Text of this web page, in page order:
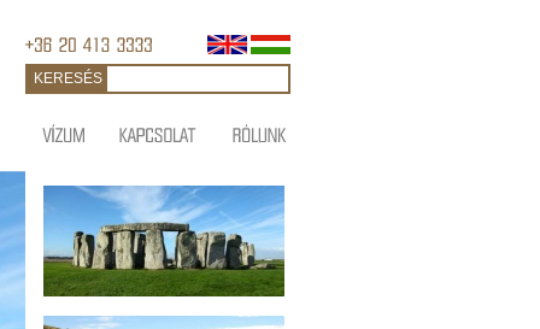
KERESÉS